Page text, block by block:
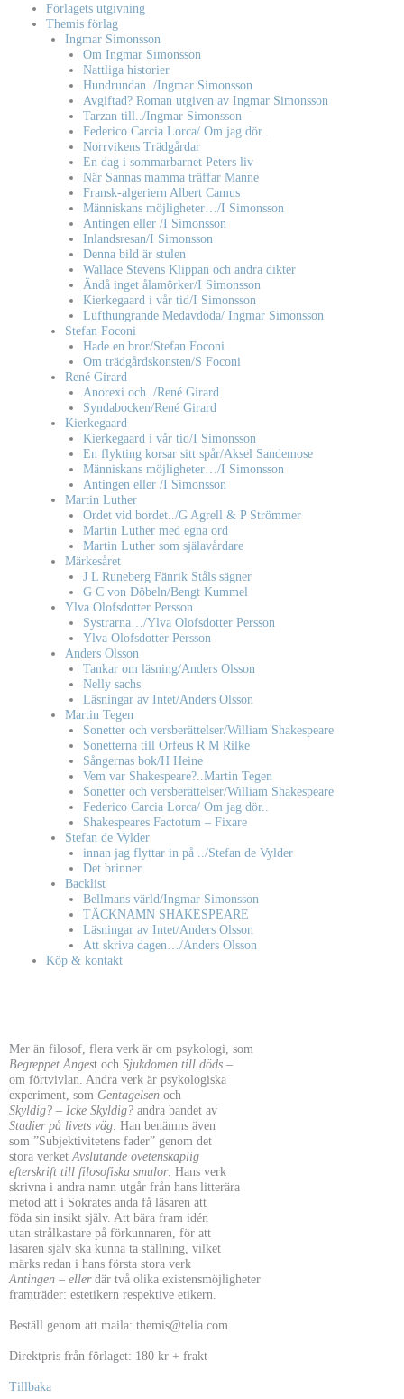
Förlagets utgivning
Themis förlag
Ingmar Simonsson
Om Ingmar Simonsson
Nattliga historier
Hundrundan../Ingmar Simonsson
Avgiftad? Roman utgiven av Ingmar Simonsson
Tarzan till../Ingmar Simonsson
Federico Carcia Lorca/ Om jag dör..
Norrvikens Trädgårdar
En dag i sommarbarnet Peters liv
När Sannas mamma träffar Manne
Fransk-algeriern Albert Camus
Människans möjligheter…/I Simonsson
Antingen eller /I Simonsson
Inlandsresan/I Simonsson
Denna bild är stulen
Wallace Stevens Klippan och andra dikter
Ändå inget ålamörker/I Simonsson
Kierkegaard i vår tid/I Simonsson
Lufthungrande Medavdöda/ Ingmar Simonsson
Stefan Foconi
Hade en bror/Stefan Foconi
Om trädgårdskonsten/S Foconi
René Girard
Anorexi och../René Girard
Syndabocken/René Girard
Kierkegaard
Kierkegaard i vår tid/I Simonsson
En flykting korsar sitt spår/Aksel Sandemose
Människans möjligheter…/I Simonsson
Antingen eller /I Simonsson
Martin Luther
Ordet vid bordet../G Agrell & P Strömmer
Martin Luther med egna ord
Martin Luther som själavårdare
Märkesåret
J L Runeberg Fänrik Ståls sägner
G C von Döbeln/Bengt Kummel
Ylva Olofsdotter Persson
Systrarna…/Ylva Olofsdotter Persson
Ylva Olofsdotter Persson
Anders Olsson
Tankar om läsning/Anders Olsson
Nelly sachs
Läsningar av Intet/Anders Olsson
Martin Tegen
Sonetter och versberättelser/William Shakespeare
Sonetterna till Orfeus R M Rilke
Sångernas bok/H Heine
Vem var Shakespeare?..Martin Tegen
Sonetter och versberättelser/William Shakespeare
Federico Carcia Lorca/ Om jag dör..
Shakespeares Factotum – Fixare
Stefan de Vylder
innan jag flyttar in på ../Stefan de Vylder
Det brinner
Backlist
Bellmans värld/Ingmar Simonsson
TÄCKNAMN SHAKESPEARE
Läsningar av Intet/Anders Olsson
Att skriva dagen…/Anders Olsson
Köp & kontakt
Mer än filosof, flera verk är om psykologi, som
Begreppet Ångest och Sjukdomen till döds –
om förtvivlan. Andra verk är psykologiska
experiment, som Gentagelsen och
Skyldig? – Icke Skyldig? andra bandet av
Stadier på livets väg. Han benämns även
som ”Subjektivitetens fader” genom det
stora verketAvslutande ovetenskaplig
efterskrift till filosofiska smulor. Hans verk
skrivna i andra namn utgår från hans litterära
metod att i Sokrates anda få läsaren att
föda sin insikt själv. Att bära fram idén
utan strålkastare på förkunnaren, för att
läsaren själv ska kunna ta ställning, vilket
märks redan i hans första stora verk
Antingen – ellerdär två olika existensmöjligheter
framträder: estetikern respektive etikern.
Beställ genom att maila: themis@telia.com
Direktpris från förlaget: 180 kr + frakt
Tillbaka